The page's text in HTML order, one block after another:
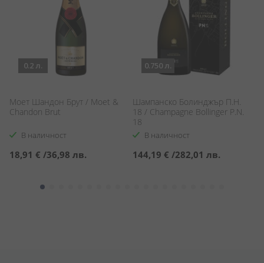
0.2 л.
Моет Шандон Брут / Moet &
Chandon Brut
В наличност
18,91 € /36,98 лв.
0.750 л.
Шампанско Болинджър П.Н.
18 / Champagne Bollinger P.N.
18
В наличност
144,19 € /282,01 лв.